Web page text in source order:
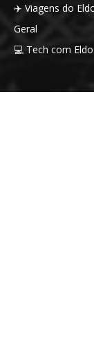
✈️ Viagens do
Geral
💻 Tech com Eldo